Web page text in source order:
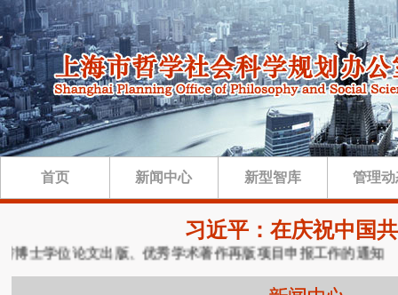
首页 新闻中心 新型智库 管理
习近平：在庆祝中国
学位论文出版、优秀学术著作再版项目申报工作的通知 ·